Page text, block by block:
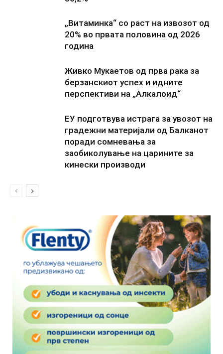
„Витаминка“ со раст на извозот од
20% во првата половина од 2026
година
Живко Мукаетов од прва рака за
берзанскиот успех и идните
перспективи на „Алкалоид“
ЕУ подготвува истрага за увозот на
градежни материјали од Балканот
поради сомневања за
заобиколување на царините за
кинески производи